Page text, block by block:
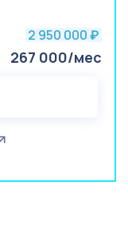
2 950 000 ₽
267 000/мес